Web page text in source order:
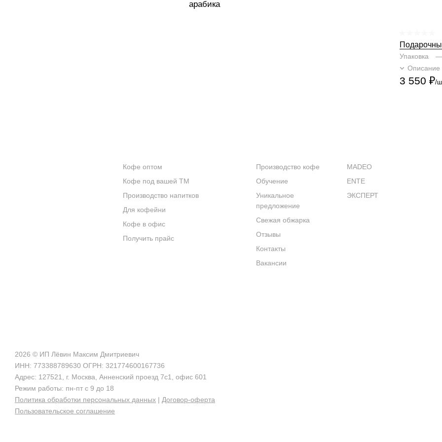
арабика
зёрнах и
Упаковка —
Описание
3 550 ₽/
Кофе оптом
Кофе под вашей ТМ
Производство напитков
Для кофейни
Кофе в офис
Получить прайс
Производство кофе
Обучение
Уникальное
предложение
Свежая обжарка
Отзывы
Контакты
Вакансии
MADEO
ENTE
ЭКСПЕРТ
2026 © ИП Лёвин Максим Дмитриевич
ИНН: 773388789630 ОГРН: 321774600167736
Адрес: 127521, г. Москва, Анненский проезд 7с1, офис 601
Режим работы: пн-пт с 9 до 18
Политика обработки персональных данных | Договор-оферта
Пользовательское соглашение